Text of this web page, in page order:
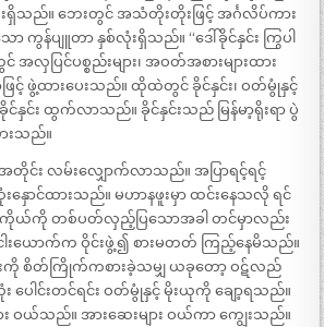
သည်။ ဘေးတွင် အသံတိုးတိုးဖြင့် အင်္ဂလိပ်ကား
ော ကွန်ပျူတာ နှစ်လုံးရှိသည်။ “ဒေါ်ခိုင်နှင်း ကြွပါ
င် အလှပြင်ပစ္စည်းများ၊ အဝတ်အစားများထား
ဖွဲ့ထားပေးသည်။ ထိုထဲတွင် ခိုင်နှင်း၊ ဝတ်မွုံနှင့်
င်း ထွက်လာသည်။ ခိုင်နှင်းသည် မြန်မာ့ရိုးရာ ပွဲ
းသည်။
အတိုင်း လမ်းလျှောက်လာသည်။ အပြာရင့်ရင့်
နှောင်ထားသည်။ မဟာနဖူးမှာ ထင်းနေသလို ရင်
ကိုယ်ကို တစ်ပတ်လှည့်ပြသောအခါ တင်မှာလည်း
းယောက်က ဝိုင်းဖွဲ့၍ စားမတတ် ကြည့်နေမိသည်။
ျားကို စိတ်ကြိုက်ကစားခဲ့သမျှ ယခုတော့ ဝဋ်လည်
ေါင်းတင်ရင်း ဝတ်မွုံနှင့် မိုးယုကို ချော့ရသည်။
ဝယ်သည်။ အားဆေးများ ဝယ်ကာ ကျွေးသည်။